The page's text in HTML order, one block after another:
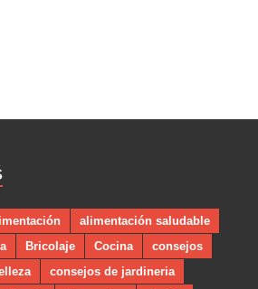
alimentación saludable
Bricolaje Cocina
consejos
consejos de jardineria